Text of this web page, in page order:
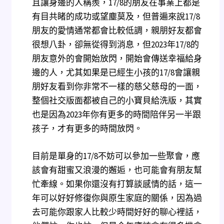
且讓身邊的人稱羨，17/8的朋友在事業上都是
有目共睹的成功或望塵莫及，但普遍來說17/8
朋友的愛情通常都會比較低調，親朋好友都會
很想八卦，卻無從得到消息，但2023年17/8的
朋友意外的會開始放閃，開始會傳送幸福給身
邊的人，尤其如果是已經生小孩的17/8會讓親
朋好友看到你非常不一樣的慈父慈母的一面，
整個社交版面都被自己的小寶貝給洗版，其實
也是因為2023年你有更多的時間陪伴另一半跟
孩子，才有更多的時間放閃。
目前是單身的17/8不妨可以參加一些聚會，應
該會有甜蜜又浪漫的邂逅，也可能會有朋友幫
忙牽線。如果你還沒有打算談感情的話，這一
年可以好好修復你與原生家庭的關係，因為過
去可能你跟家人比較少時間好好的聊心裡話，